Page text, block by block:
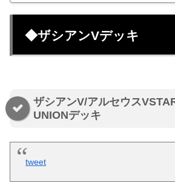
◆ザシアンVデッキ
ザシアンV/アルセウス
UNIONデッキ
tweet